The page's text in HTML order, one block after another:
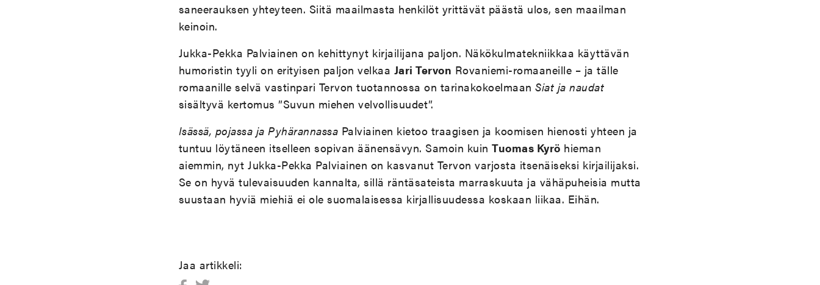
saneerauksen yhteyteen. Siitä maailmasta henkilöt yrittävät päästä ulos, sen maailman
keinoin.
Jukka-Pekka Palviainen on kehittynyt kirjailijana paljon. Näkökulmatekniikkaa käyttävän
humoristin tyyli on erityisen paljon velkaa Jari Tervon Rovaniemi-romaaneille – ja tälle
romaanille selvä vastinpari Tervon tuotannossa on tarinakokoelmaan Siat ja naudat
sisältyvä kertomus ”Suvun miehen velvollisuudet”.
Isässä, pojassa ja Pyhärannassa Palviainen kietoo traagisen ja koomisen hienosti yhteen ja
tuntuu löytäneen itselleen sopivan äänensävyn. Samoin kuin Tuomas Kyrö hieman
aiemmin, nyt Jukka-Pekka Palviainen on kasvanut Tervon varjosta itsenäiseksi kirjailijaksi.
Se on hyvä tulevaisuuden kannalta, sillä räntäsateista marraskuuta ja vähäpuheisia mutta
suustaan hyviä miehiä ei ole suomalaisessa kirjallisuudessa koskaan liikaa. Eihän.
Jaa artikkeli: